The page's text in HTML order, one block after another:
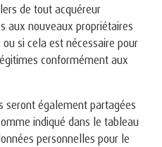
de tout acquéreur
aux nouveaux propriétaires
si cela est nécessaire pour
conformément aux
seront également partagées
indiqué dans le tableau
personnelles pour le